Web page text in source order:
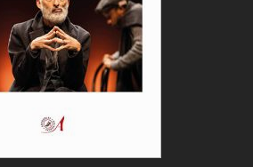
su formación y
a Albertine. Igual que la
en té remite a otra
expositivo a los